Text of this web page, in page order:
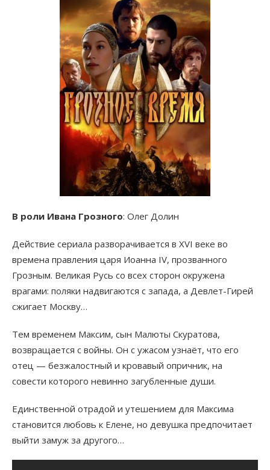
В роли Ивана Грозного: Олег Долин
Действие сериала разворачивается в XVI веке во
времена правления царя Иоанна IV, прозванного
Грозным. Великая Русь со всех сторон окружена
врагами: поляки надвигаются с запада, а Девлет-Гирей
сжигает Москву…
Тем временем Максим, сын Малюты Скуратова,
возвращается с войны. Он с ужасом узнаёт, что его
отец — безжалостный и кровавый опричник, на
совести которого невинно загубленные души.
Единственной отрадой и утешением для Максима
становится любовь к Елене, но девушка предпочитает
выйти замуж за другого…